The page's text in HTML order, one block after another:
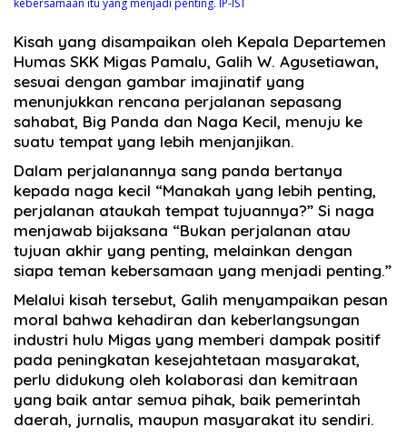
kebersamaan itu yang menjadi penting. IP-IST
Kisah yang disampaikan oleh Kepala Departemen
Humas SKK Migas Pamalu, Galih W. Agusetiawan,
sesuai dengan gambar imajinatif yang
menunjukkan rencana perjalanan sepasang
sahabat, Big Panda dan Naga Kecil, menuju ke
suatu tempat yang lebih menjanjikan.
Dalam perjalanannya sang panda bertanya
kepada naga kecil “Manakah yang lebih penting,
perjalanan ataukah tempat tujuannya?” Si naga
menjawab bijaksana “Bukan perjalanan atau
tujuan akhir yang penting, melainkan dengan
siapa teman kebersamaan yang menjadi penting.”
Melalui kisah tersebut, Galih menyampaikan pesan
moral bahwa kehadiran dan keberlangsungan
industri hulu Migas yang memberi dampak positif
pada peningkatan kesejahtetaan masyarakat,
perlu didukung oleh kolaborasi dan kemitraan
yang baik antar semua pihak, baik pemerintah
daerah, jurnalis, maupun masyarakat itu sendiri.